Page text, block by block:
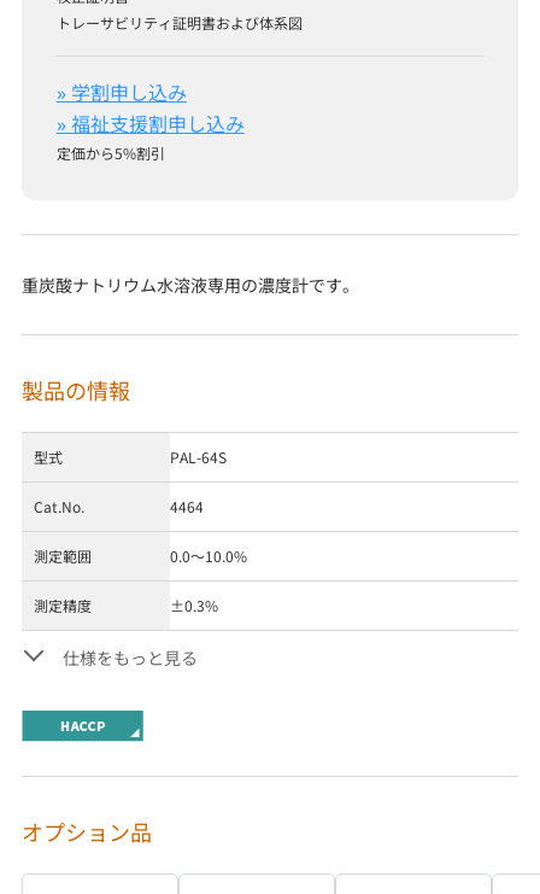
トレーサビリティ証明書および体系図
» 学割申し込み
» 福祉支援割申し込み
定価から5%割引
重炭酸ナトリウム水溶液専用の濃度計です。
製品の情報
型式 PAL-64S
Cat.No. 4464
測定範囲 0.0～10.0%
測定精度 ±0.3%
仕様をもっと見る
オプション品